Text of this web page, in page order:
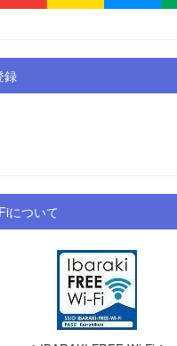
録
について